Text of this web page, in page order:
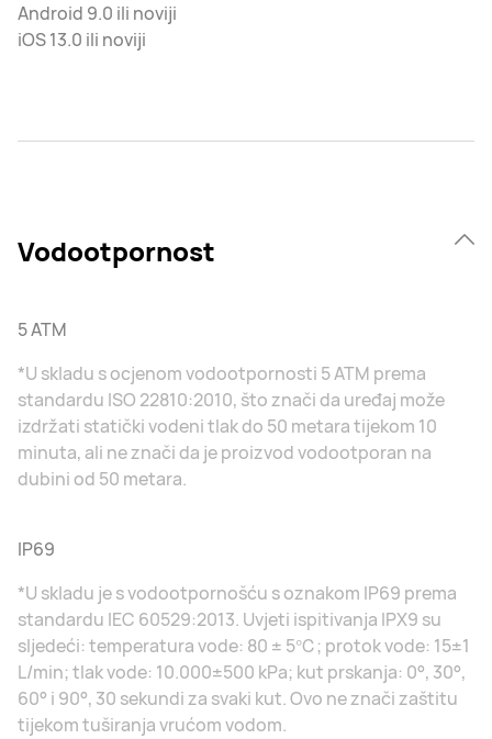
Android 9.0 ili noviji
iOS 13.0 ili noviji
Vodootpornost
5 ATM
*U skladu s ocjenom vodootpornosti 5 ATM prema
standardu ISO 22810:2010, što znači da uređaj može
izdržati statički vodeni tlak do 50 metara tijekom 10
minuta, ali ne znači da je proizvod vodootporan na
dubini od 50 metara.
IP69
*U skladu je s vodootpornošću s oznakom IP69 prema
standardu IEC 60529:2013. Uvjeti ispitivanja IPX9 su
sljedeći: temperatura vode: 80 ± 5℃; protok vode: 15±1
L/min; tlak vode: 10.000±500 kPa; kut prskanja: 0°, 30°,
60° i 90°, 30 sekundi za svaki kut. Ovo ne znači zaštitu
tijekom tuširanja vrućom vodom.